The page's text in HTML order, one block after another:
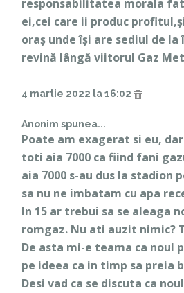
responsabilitatea morala
ei,cei care ii produc
oraș unde își are sediul de
revină lângă viitorul Gaz
4 martie 2022 la 16:02
Anonim spunea...
Poate am exagerat si eu,
toti aia 7000 ca fiind fani
aia 7000 s-au dus la stadion
sa nu ne imbatam cu apa
In 15 ar trebui sa se aleaga
romgaz. Nu ati auzit nimic?
De asta mi-e teama ca noul
pe ideea ca in timp sa preia
Desi vad ca se discuta ca